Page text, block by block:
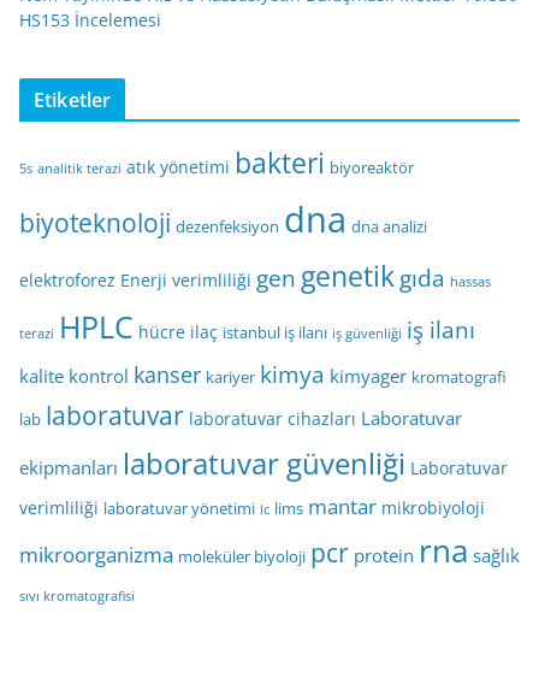
HS153 İncelemesi
Etiketler
5s analitik terazi atık yönetimi bakteri biyoreaktör
biyoteknoloji dezenfeksiyon dna dna analizi
elektroforez Enerji verimliliği gen genetikgıda hassas
terazi HPLC hücre ilaç istanbul iş ilanı iş güvenliği iş ilanı
kalite kontrol kanser kariyer kimya kimyager kromatografi
lab laboratuvar laboratuvar cihazları Laboratuvar
ekipmanları laboratuvar güvenliği Laboratuvar
verimliliği laboratuvar yönetimi lc lims mantar mikrobiyoloji
mikroorganizma moleküler biyoloji pcr protein rna sağlık
sıvı kromatografisi